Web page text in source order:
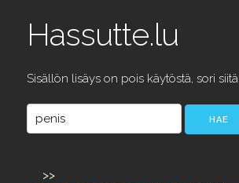
Hassutte.lu
Sisällön lisäys on pois käytöstä, sori siitä
>>